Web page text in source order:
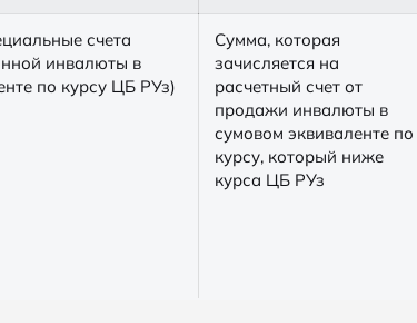
счета
инвалюты в
по курсу ЦБ РУз)
Сумма, которая
зачисляется на
расчетный счет от
продажи инвалюты в
сумовом эквиваленте по
курсу, который ниже
курса ЦБ РУз